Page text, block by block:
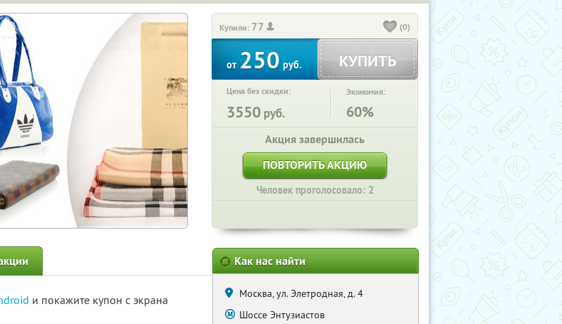
Купили: 77 (0)
от250руб. КУПИТЬ
Цена без скидки:
3550 руб.
Экономия:
60%
Акция завершилась
ПОВТОРИТЬ АКЦИЮ
Человек проголосовало: 2
и покажите купон с экрана
Как нас найти
Москва, ул. Элетродная, д. 4
Шоссе Энтузиастов